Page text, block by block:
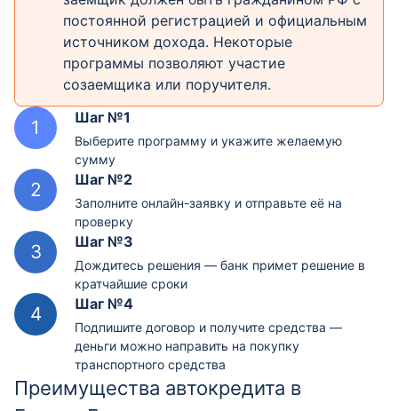
постоянной регистрацией и официальным
источником дохода. Некоторые
программы позволяют участие
созаемщика или поручителя.
Шаг №1
Выберите программу и укажите желаемую
сумму
Шаг №2
Заполните онлайн-заявку и отправьте её на
проверку
Шаг №3
Дождитесь решения — банк примет решение в
кратчайшие сроки
Шаг №4
Подпишите договор и получите средства —
деньги можно направить на покупку
транспортного средства
Преимущества автокредита в